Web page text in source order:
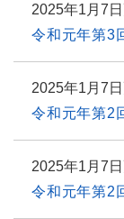
2025年1月7
令和元年第3
2025年1月7
令和元年第2
2025年1月7
令和元年第2